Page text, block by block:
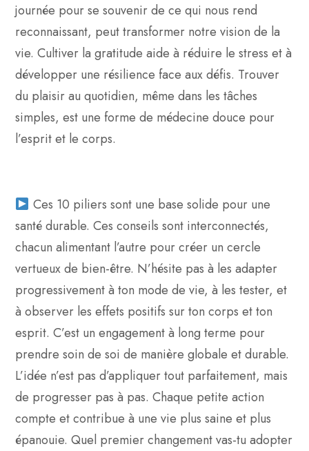
journée pour se souvenir de ce qui nous rend
reconnaissant, peut transformer notre vision de la
vie. Cultiver la gratitude aide à réduire le stress et à
développer une résilience face aux défis. Trouver
du plaisir au quotidien, même dans les tâches
simples, est une forme de médecine douce pour
l’esprit et le corps.
Ces 10 piliers sont une base solide pour une
santé durable. Ces conseils sont interconnectés,
chacun alimentant l’autre pour créer un cercle
vertueux de bien-être. N’hésite pas à les adapter
progressivement à ton mode de vie, à les tester, et
à observer les effets positifs sur ton corps et ton
esprit. C’est un engagement à long terme pour
prendre soin de soi de manière globale et durable.
L’idée n’est pas d’appliquer tout parfaitement, mais
de progresser pas à pas. Chaque petite action
compte et contribue à une vie plus saine et plus
épanouie. Quel premier changement vas-tu adopter